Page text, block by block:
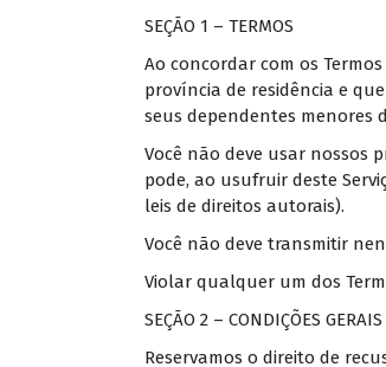
SEÇÃO 1 – TERMOS
Ao concordar com os
província de residência e
seus dependentes menores
Você não deve usar nossos
pode, ao usufruir deste
leis de direitos autorais).
Você não deve transmitir
Violar qualquer um dos
SEÇÃO 2 – CONDIÇÕES GERAIS
Reservamos o direito de